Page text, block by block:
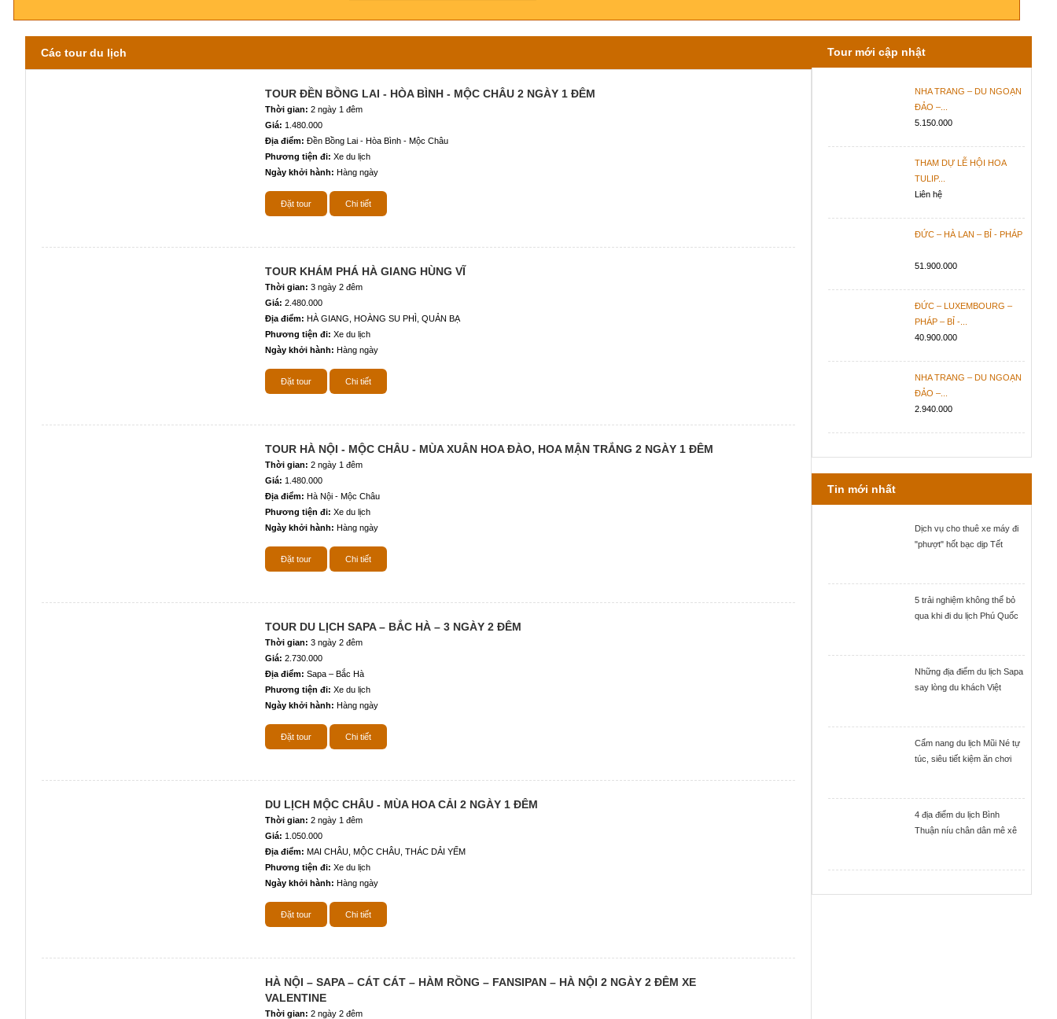
Các tour du lịch
TOUR ĐỀN BỒNG LAI - HÒA BÌNH - MỘC CHÂU 2 NGÀY 1 ĐÊM
Thời gian: 2 ngày 1 đêm
Giá: 1.480.000
Địa điểm: Đền Bồng Lai - Hòa Bình - Mộc Châu
Phương tiện đi: Xe du lịch
Ngày khởi hành: Hàng ngày
Đặt tour Chi tiết
TOUR KHÁM PHÁ HÀ GIANG HÙNG VĨ
Thời gian: 3 ngày 2 đêm
Giá: 2.480.000
Địa điểm: HÀ GIANG, HOÀNG SU PHÌ, QUẢN BẠ
Phương tiện đi: Xe du lịch
Ngày khởi hành: Hàng ngày
Đặt tour Chi tiết
TOUR HÀ NỘI - MỘC CHÂU - MÙA XUÂN HOA ĐÀO, HOA MẬN TRẮNG 2 NGÀY 1 ĐÊM
Thời gian: 2 ngày 1 đêm
Giá: 1.480.000
Địa điểm: Hà Nội - Mộc Châu
Phương tiện đi: Xe du lịch
Ngày khởi hành: Hàng ngày
Đặt tour Chi tiết
TOUR DU LỊCH SAPA – BẮC HÀ – 3 NGÀY 2 ĐÊM
Thời gian: 3 ngày 2 đêm
Giá: 2.730.000
Địa điểm: Sapa – Bắc Hà
Phương tiện đi: Xe du lịch
Ngày khởi hành: Hàng ngày
Đặt tour Chi tiết
DU LỊCH MỘC CHÂU - MÙA HOA CẢI 2 NGÀY 1 ĐÊM
Thời gian: 2 ngày 1 đêm
Giá: 1.050.000
Địa điểm: MAI CHÂU, MỘC CHÂU, THÁC DẢI YẾM
Phương tiện đi: Xe du lịch
Ngày khởi hành: Hàng ngày
Đặt tour Chi tiết
HÀ NỘI – SAPA – CÁT CÁT – HÀM RỒNG – FANSIPAN – HÀ NỘI 2 NGÀY 2 ĐÊM XE
VALENTINE
Thời gian: 2 ngày 2 đêm
Tour mới cập nhật
NHA TRANG – DU NGOẠN
ĐẢO –...
5.150.000
THAM DỰ LỄ HỘI HOA
TULIP...
Liên hệ
ĐỨC – HÀ LAN – BỈ - PHÁP
51.900.000
ĐỨC – LUXEMBOURG –
PHÁP – BỈ -...
40.900.000
NHA TRANG – DU NGOẠN
ĐẢO –...
2.940.000
Tin mới nhất
Dịch vụ cho thuê xe máy đi
"phượt" hốt bạc dịp Tết
5 trải nghiệm không thể bỏ
qua khi đi du lịch Phú Quốc
Những địa điểm du lịch Sapa
say lòng du khách Việt
Cẩm nang du lịch Mũi Né tự
túc, siêu tiết kiệm ăn chơi
4 địa điểm du lịch Bình
Thuận níu chân dân mê xê